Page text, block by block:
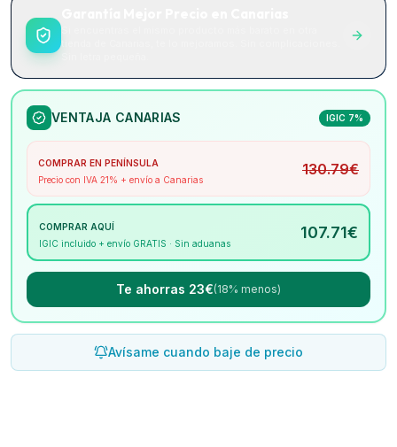
VENTAJA CANARIAS IGIC 7%
COMPRAR EN PENÍNSULA
Precio con IVA 21% + envío a Canarias
130.79€
COMPRAR AQUÍ
IGIC incluido + envío GRATIS · Sin aduanas
107.71€
Te ahorras 23€(18% menos)
Avísame cuando baje de precio